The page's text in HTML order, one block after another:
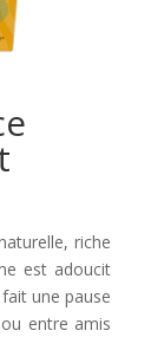
riche
est adoucit
une pause
entre amis